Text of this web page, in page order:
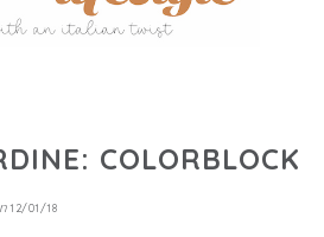
COLORBLOCK
12/01/18